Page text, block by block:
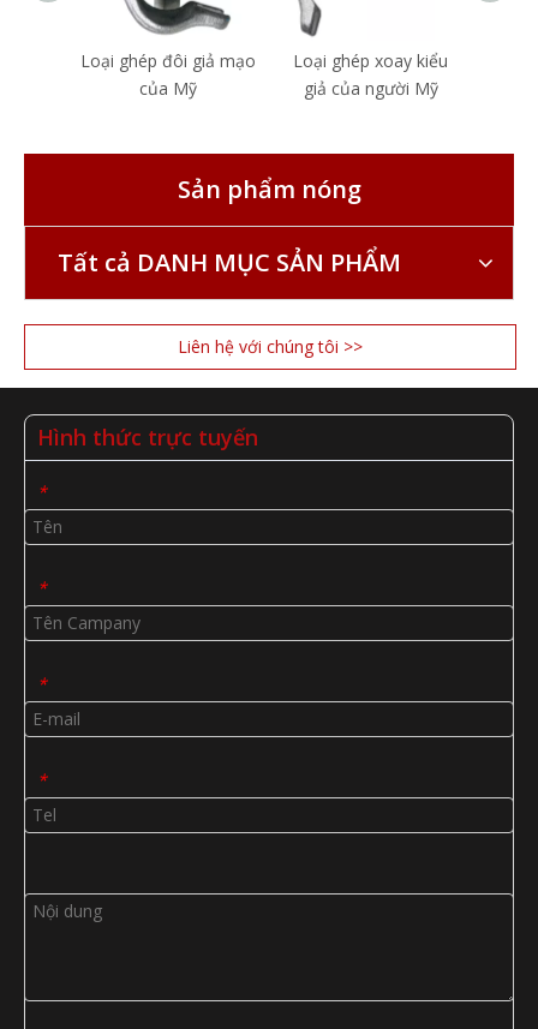
Loại ghép đôi giả mạo
của Mỹ
Loại ghép xoay kiểu
giả của người Mỹ
Sản phẩm nóng
Tất cả DANH MỤC SẢN PHẨM
Liên hệ với chúng tôi >>
Hình thức trực tuyến
*
*
*
*